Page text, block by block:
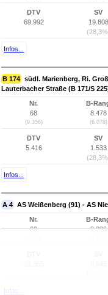
DTV
69.992
SV
19.808
Infos...
B 174 südl. Marienberg, Ri.
Lauterbacher Straße (B 171/S
Nr.
68
(9.356)
B-
8.478
(6.078)
DTV
5.416
SV
1.533
Infos...
A 4 AS Weißenberg (91) - AS
Nr.
69
B-
2.336
Infos...